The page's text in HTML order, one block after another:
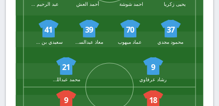
يحيى زكريا احمد شوشة أحمد العش عبد الرحيم عموري
37
محمود مجدي
70
عماد ميهوب
39
41
9
رشاد عرفاوي
21
محمد عبداللطيف جريندو
18
9